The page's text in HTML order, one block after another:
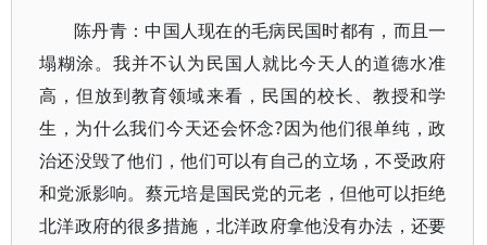
陈丹青：中国人现在的毛病民国时都有，而且一
塌糊涂。我并不认为民国人就比今天人的道德水准
高，但放到教育领域来看，民国的校长、教授和学
生，为什么我们今天还会怀念?因为他们很单纯，政
治还没毁了他们，他们可以有自己的立场，不受政府
和党派影响。蔡元培是国民党的元老，但他可以拒绝
北洋政府的很多措施，北洋政府拿他没有办法，还要